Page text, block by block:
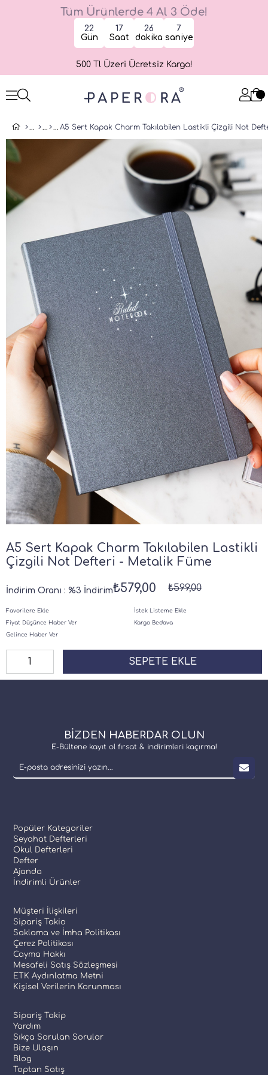
Tüm Ürünlerde 4 Al 3 Öde!
22
Gün
17
Saat
26
dakika
7
saniye
500 Tl Üzeri Ücretsiz Kargo!
A5 Sert Kapak Charm Takılabilen Lastikli
Çizgili Not Defteri - Metalik Füme
İndirim Oranı : %3 İndirim ₺599,00
₺579,00
Favorilere Ekle
İstek Listeme Ekle
Fiyat Düşünce Haber Ver
Kargo Bedava
Gelince Haber Ver
BİZDEN HABERDAR OLUN
E-Bültene kayıt ol fırsat & indirimleri kaçırma!
Popüler Kategoriler
Seyahat Defterleri
Okul Defterleri
Defter
Ajanda
İndirimli Ürünler
Müşteri İlişkileri
Sipariş Takio
Saklama ve İmha Politikası
Çerez Politikası
Cayma Hakkı
Mesafeli Satış Sözleşmesi
ETK Aydınlatma Metni
Kişisel Verilerin Korunması
Sipariş Takip
Yardım
Sıkça Sorulan Sorular
Bize Ulaşın
Blog
Toptan Satış